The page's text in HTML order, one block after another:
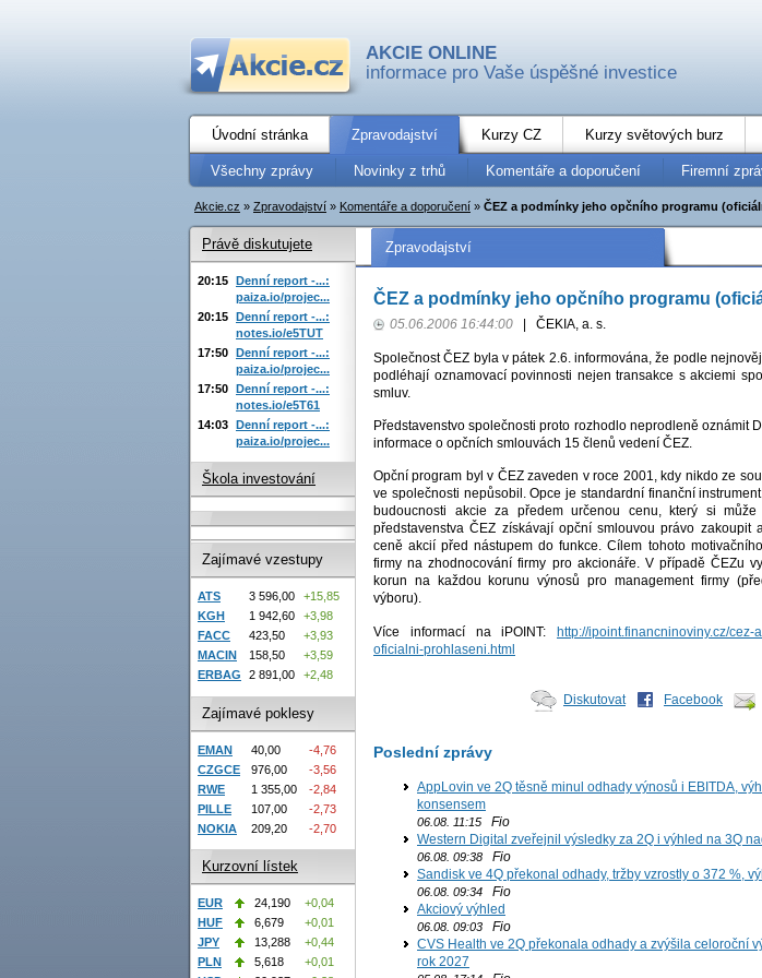
AKCIE ONLINE
informace pro Vaše úspěšné investice
Úvodní stránka Zpravodajství Kurzy CZ Kurzy světových burz
Všechny zprávy Novinky z trhů Komentáře a doporučení Firemní
Akcie.cz » Zpravodajství » Komentáře a doporučení » ČEZ a podmínky jeho opčního programu
Zpravodajství
ČEZ a podmínky jeho opčního programu
05.06.2006 16:44:00 ČEKIA, a. s.
Společnost ČEZ byla v pátek 2.6. informována, že podle
podléhají oznamovací povinnosti nejen transakce s akciemi
smluv.
Představenstvo společnosti proto rozhodlo neprodleně oznámit
informace o opčních smlouvách 15 členů vedení ČEZ.
Opční program byl v ČEZ zaveden v roce 2001, kdy nikdo ze
ve společnosti nepůsobil. Opce je standardní finanční
budoucnosti akcie za předem určenou cenu, který si může
představenstva ČEZ získávají opční smlouvou právo zakoupit
ceně akcií před nástupem do funkce. Cílem tohoto
firmy na zhodnocování firmy pro akcionáře. V případě ČEZu
korun na každou korunu výnosů pro management firmy
výboru).
Více informací na iPOINT: http://ipoint.financninoviny.cz/
oficialni-prohlaseni.html
Diskutovat Facebook
Poslední zprávy
AppLovin ve 2Q těsně minul odhady výnosů i EBITDA,
konsensem
06.08. 11:15 Fio
Western Digital zveřejnil výsledky za 2Q i výhled na 3Q
06.08. 09:38 Fio
Sandisk ve 4Q překonal odhady, tržby vzrostly o 372 %,
06.08. 09:34 Fio
Akciový výhled
06.08. 09:03 Fio
CVS Health ve 2Q překonala odhady a zvýšila celoroční
rok 2027
Právě diskutujete
20:15 Denní report -...:
paiza.io/projec...
20:15 Denní report -...:
notes.io/e5TUT
17:50 Denní report -...:
paiza.io/projec...
17:50 Denní report -...:
notes.io/e5T61
14:03 Denní report -...:
paiza.io/projec...
Škola investování
Zajímavé vzestupy
ATS 3 596,00
+15,85
KGH
1 942,60
+3,98
FACC
423,50
+3,93
MACIN
158,50
+3,59
ERBAG
2 891,00 +2,48
Zajímavé poklesy
EMAN 40,00
-4,76
CZGCE
976,00
-3,56
RWE
1 355,00
-2,84
PILLE
107,00
-2,73
NOKIA
209,20 -2,70
Kurzovní lístek
EUR 24,190
+0,04
HUF
6,679
+0,01
JPY
13,288
+0,44
PLN
5,618
+0,01